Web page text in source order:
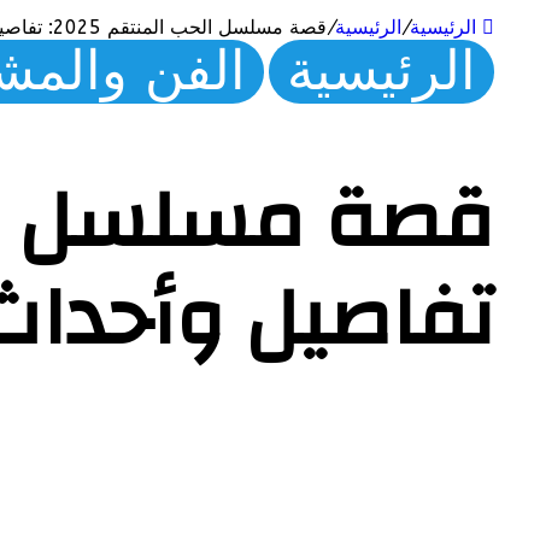
الرئيسية/الرئيسية/قصة مسلسل الحب المنتقم 2025: تفاصيل وأحداث
الرئيسية الفن
تفاصيل